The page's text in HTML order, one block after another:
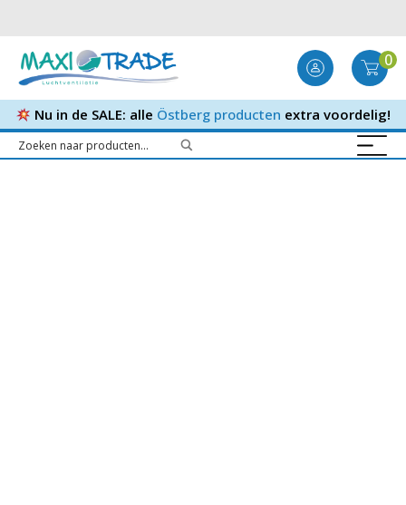
0
Nu in de SALE: alle Östberg producten extra voordelig!